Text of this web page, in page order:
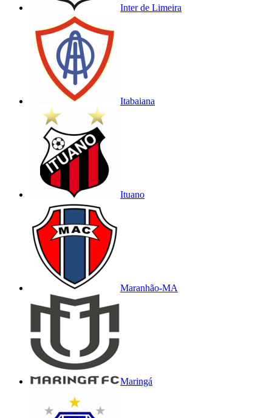
Inter de Limeira
Itabaiana
Ituano
Maranhão-MA
Maringá